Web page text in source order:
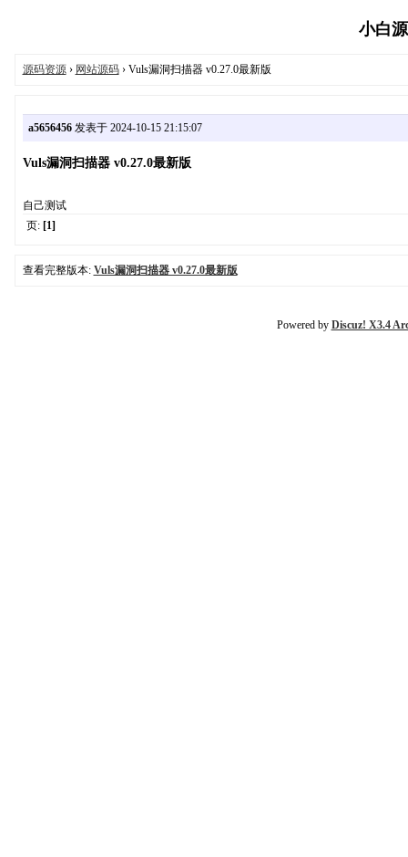
小白
源码资源› 网站源码› Vuls漏洞扫描器 v0.27.0最新版
a5656456发表于 2024-10-15 21:15:07
Vuls漏洞扫描器 v0.27.0最新版
自己测试
页: [1]
查看完整版本: Vuls漏洞扫描器 v0.27.0最新版
Powered by Discuz! X3.4